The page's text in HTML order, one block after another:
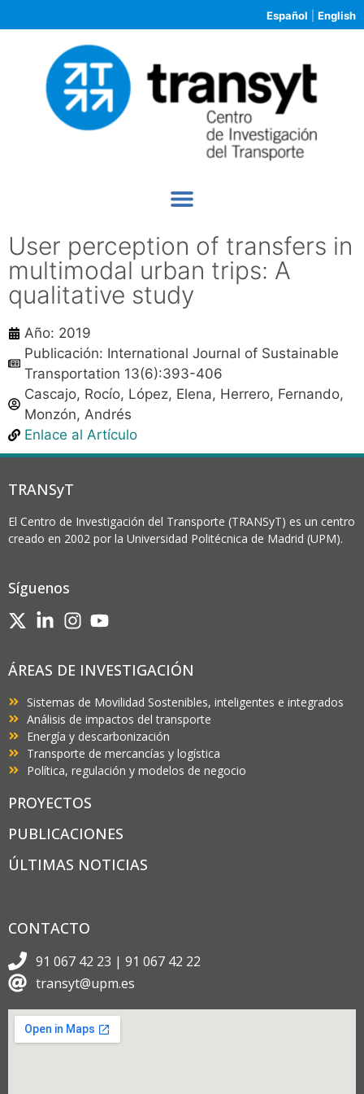
Español English
User perception of transfers in
multimodal urban trips: A
qualitative study
Año: 2019
Publicación: International Journal of Sustainable
Transportation 13(6):393-406
Cascajo, Rocío, López, Elena, Herrero, Fernando,
Monzón, Andrés
Enlace al Artículo
TRANSyT
El Centro de Investigación del Transporte (TRANSyT) es un centro
creado en 2002 por la Universidad Politécnica de Madrid (UPM).
Síguenos
ÁREAS DE INVESTIGACIÓN
Sistemas de Movilidad Sostenibles, inteligentes e integrados
Análisis de impactos del transporte
Energía y descarbonización
Transporte de mercancías y logística
Política, regulación y modelos de negocio
PROYECTOS
PUBLICACIONES
ÚLTIMAS NOTICIAS
CONTACTO
91 067 42 23 | 91 067 42 22
transyt@upm.es